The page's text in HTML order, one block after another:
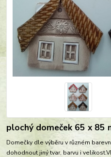
plochý domeček 65 x 85
Domečky dle výběru v různém
dohodnout jiný tvar, barvu i